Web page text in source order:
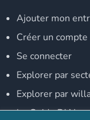
Ajouter mon
Créer un compte
Se connecter
Explorer par
Explorer par
Le Guide